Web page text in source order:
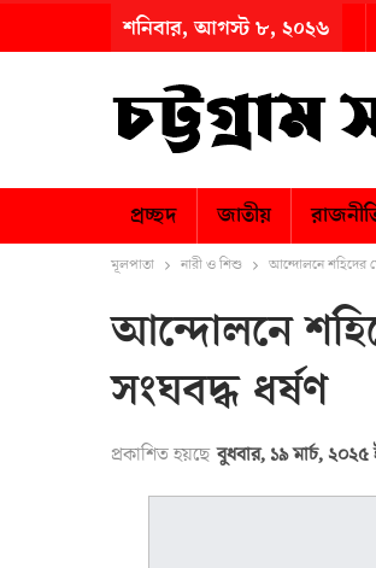
শনিবার, আগস্ট ৮, ২০২৬
প্রচ্ছদ জাতীয়
মূলপাতা নারী ও শিশু আন্দোলনে শহিদের
আন্দোলনে
সংঘবদ্ধ ধর্ষণ
প্রকাশিত হয়ছে বুধবার, ১৯ মার্চ, ২০২৫